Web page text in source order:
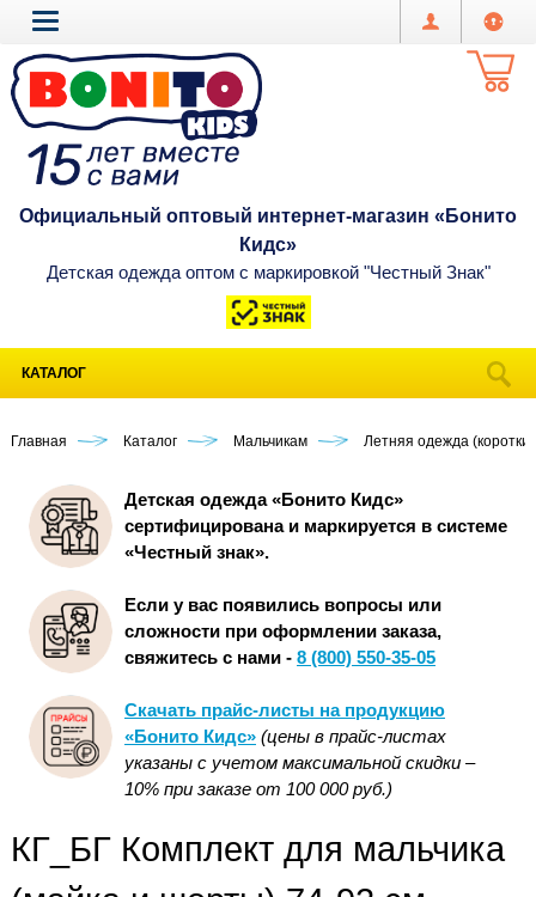
Официальный оптовый интернет-магазин «Бонито
Кидс»
Детская одежда оптом с маркировкой "Честный Знак"
КАТАЛОГ
Главная Каталог Мальчикам Летняя одежда
Детская одежда «Бонито Кидс»
сертифицирована и маркируется в системе
«Честный знак».
Если у вас появились вопросы или
сложности при оформлении заказа,
свяжитесь с нами - 8 (800) 550-35-05
Скачать прайс-листы на продукцию
«Бонито Кидс» (цены в прайс-листах
указаны с учетом максимальной скидки –
10% при заказе от 100 000 руб.)
КГ_БГ Комплект для мальчика